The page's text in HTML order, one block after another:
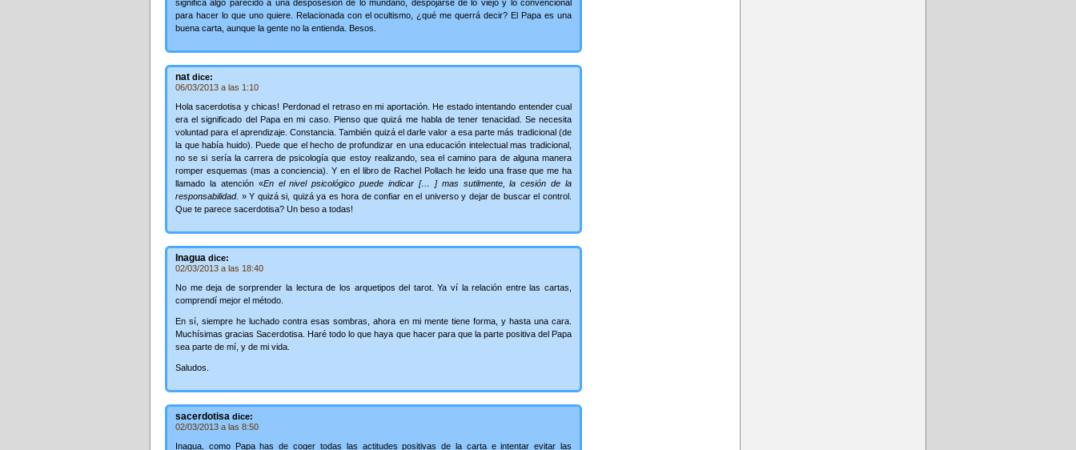
significa algo parecido a una desposesión de lo mundano, despojarse de lo viejo y lo convencional
para hacer lo que uno quiere. Relacionada con el ocultismo, ¿qué me querrá decir? El Papa es una
buena carta, aunque la gente no la entienda. Besos.
nat dice:
06/03/2013 a las 1:10
Hola sacerdotisa y chicas! Perdonad el retraso en mi aportación. He estado intentando entender cual
era el significado del Papa en mi caso. Pienso que quizá me habla de tener tenacidad. Se necesita
voluntad para el aprendizaje. Constancia. También quizá el darle valor a esa parte más tradicional (de
la que había huido). Puede que el hecho de profundizar en una educación intelectual mas tradicional,
no se si sería la carrera de psicología que estoy realizando, sea el camino para de alguna manera
romper esquemas (mas a conciencia). Y en el libro de Rachel Pollach he leido una frase que me ha
llamado la atención «En el nivel psicológico puede indicar [… ] mas sutilmente, la cesión de la
responsabilidad. » Y quizá si, quizá ya es hora de confiar en el universo y dejar de buscar el control.
Que te parece sacerdotisa? Un beso a todas!
Inagua dice:
02/03/2013 a las 18:40
No me deja de sorprender la lectura de los arquetipos del tarot. Ya ví la relación entre las cartas,
comprendí mejor el método.
En sí, siempre he luchado contra esas sombras, ahora en mi mente tiene forma, y hasta una cara.
Muchísimas gracias Sacerdotisa. Haré todo lo que haya que hacer para que la parte positiva del Papa
sea parte de mí, y de mi vida.
Saludos.
sacerdotisa dice:
02/03/2013 a las 8:50
Inagua, como Papa has de coger todas las actitudes positivas de la carta e intentar evitar las